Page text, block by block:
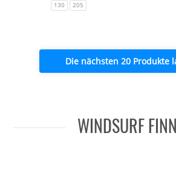
130 205
Die nächsten 20 Produkte
WINDSURF